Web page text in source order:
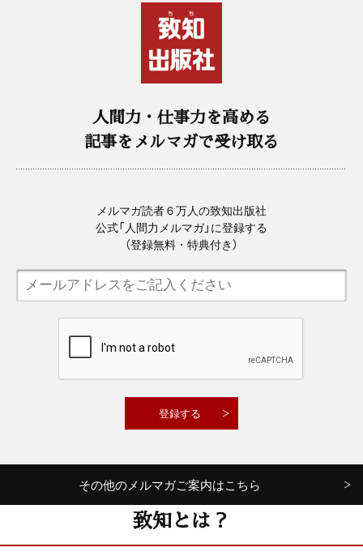
人間力・仕事力を高める
記事をメルマガで受け取る
メルマガ読者６万人の致知出版社
公式「人間力メルマガ」に登録する
（登録無料・特典付き）
その他のメルマガご案内はこちら
致知とは？